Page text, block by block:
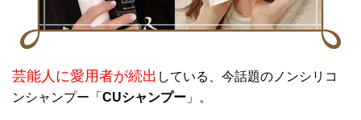
芸能人に愛用者が続出 している、今話題のノンシリコ
ンシャンプー「 CUシャンプー 」。